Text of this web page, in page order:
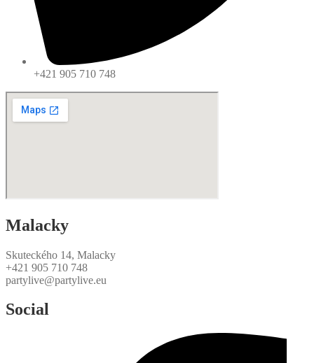
+421 905 710 748
Malacky
Skuteckého 14, Malacky
+421 905 710 748
partylive@partylive.eu
Social